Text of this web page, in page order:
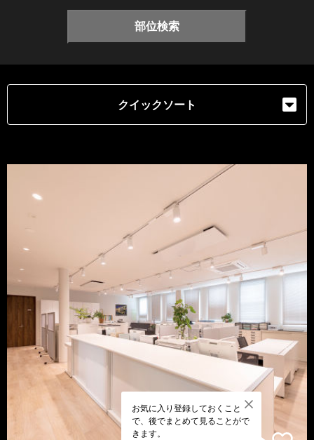
部位検索
クイックソート
お気に入り登録しておくこと
で、後でまとめて見ることがで
きます。